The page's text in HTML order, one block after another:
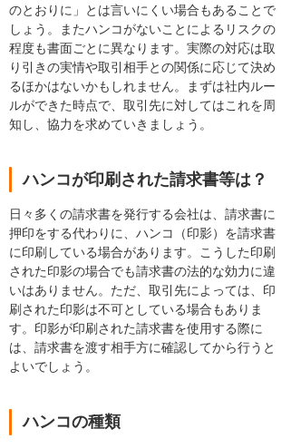
のとおりに」とは言いにくい場合もあることで
しょう。またハンコがないことによるリスクの
程度も書面ごとに異なります。実際の対応は取
り引きの実情や取引相手との関係に応じて決め
るほかはないかもしれません。まずは社内ルー
ルができた時点で、取引先に対してはこれを周
知し、協力を求めていきましょう。
ハンコが印刷された請求書等は？
日々多くの請求書を発行する会社は、請求書に
押印をする代わりに、ハンコ（印影）を請求書
に印刷している場合があります。こうした印刷
された印影の場合でも請求書の法的な効力に違
いはありません。ただ、取引先によっては、印
刷された印影は不可としている場合もありま
す。印影が印刷された請求書を使用する際に
は、請求書を渡す相手方に確認してから行うと
よいでしょう。
ハンコの種類